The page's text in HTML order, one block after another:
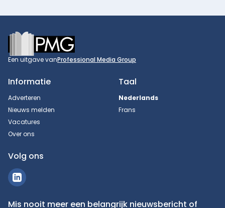
Footer
Een uitgave vanProfessional Media Group
Informatie
Adverteren
Nieuws melden
Vacatures
Over ons
Taal
Nederlands
Frans
Volg ons
Mis nooit meer een belangrijk nieuwsbericht of